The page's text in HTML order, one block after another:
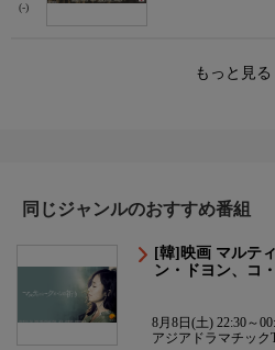
(-)
もっと見
同じジャンルのおすすめ番組
[韓]映画 マルテ
ン・ドヨン、コ
8月8日(土) 22:30～
アジアドラマチック